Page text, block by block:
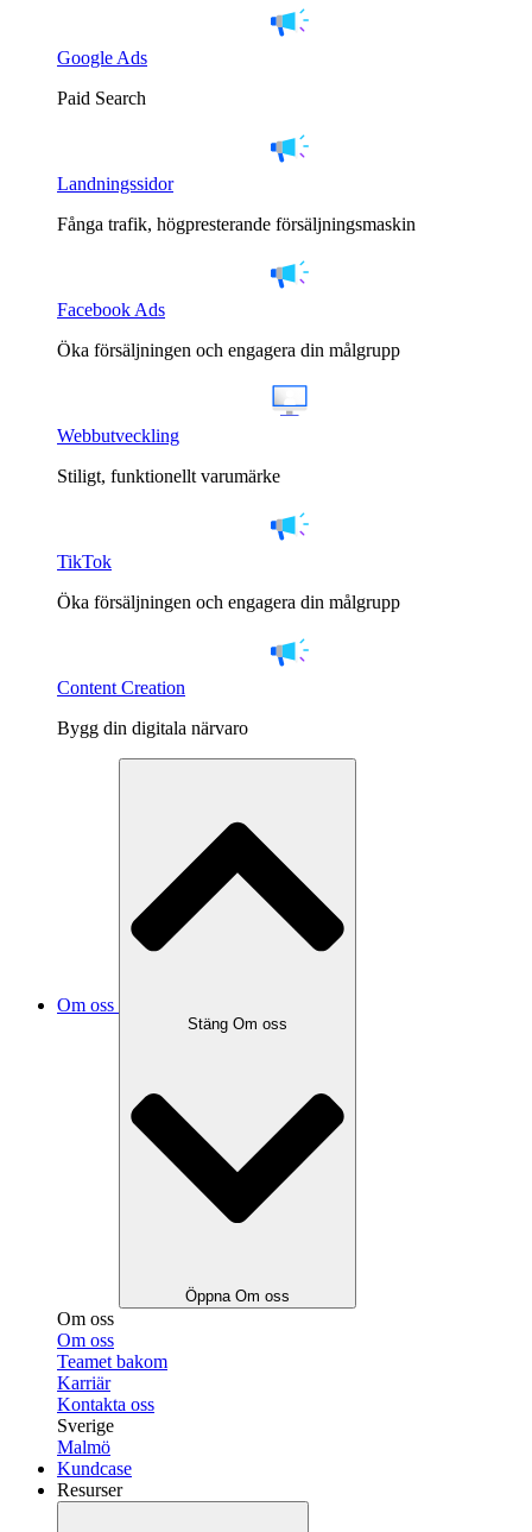
Google Ads
Paid Search
Landningssidor
Fånga trafik, högpresterande försäljningsmaskin
Facebook Ads
Öka försäljningen och engagera din målgrupp
Webbutveckling
Stiligt, funktionellt varumärke
TikTok
Öka försäljningen och engagera din målgrupp
Content Creation
Bygg din digitala närvaro
Om oss
Stäng Om oss
Öppna Om oss
Om oss
Om oss
Teamet bakom
Karriär
Kontakta oss
Sverige
Malmö
Kundcase
Resurser